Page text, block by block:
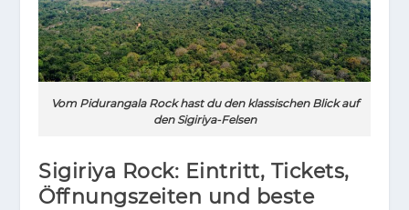
Vom Pidurangala Rock hast du den klassischen Blick auf
den Sigiriya-Felsen
Sigiriya Rock: Eintritt, Tickets,
Öffnungszeiten und beste